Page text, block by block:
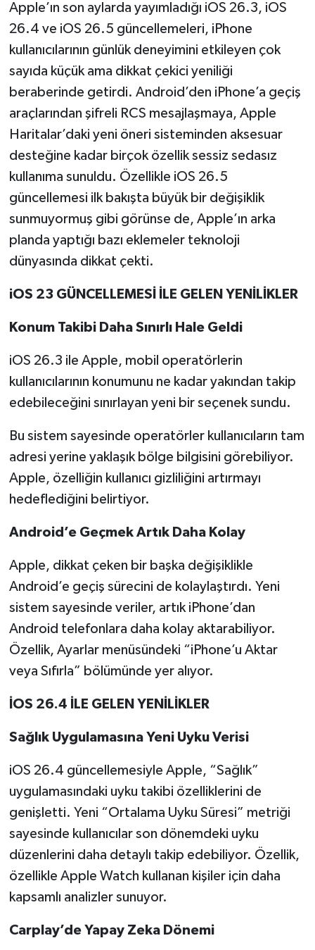
Apple’ın son aylarda yayımladığı iOS 26.3, iOS
26.4 ve iOS 26.5 güncellemeleri, iPhone
kullanıcılarının günlük deneyimini etkileyen çok
sayıda küçük ama dikkat çekici yeniliği
beraberinde getirdi. Android’den iPhone’a geçiş
araçlarından şifreli RCS mesajlaşmaya, Apple
Haritalar’daki yeni öneri sisteminden aksesuar
desteğine kadar birçok özellik sessiz sedasız
kullanıma sunuldu. Özellikle iOS 26.5
güncellemesi ilk bakışta büyük bir değişiklik
sunmuyormuş gibi görünse de, Apple’ın arka
planda yaptığı bazı eklemeler teknoloji
dünyasında dikkat çekti.
iOS 23 GÜNCELLEMESİ İLE GELEN YENİLİKLER
Konum Takibi Daha Sınırlı Hale Geldi
iOS 26.3 ile Apple, mobil operatörlerin
kullanıcılarının konumunu ne kadar yakından takip
edebileceğini sınırlayan yeni bir seçenek sundu.
Bu sistem sayesinde operatörler kullanıcıların tam
adresi yerine yaklaşık bölge bilgisini görebiliyor.
Apple, özelliğin kullanıcı gizliliğini artırmayı
hedeflediğini belirtiyor.
Android’e Geçmek Artık Daha Kolay
Apple, dikkat çeken bir başka değişiklikle
Android’e geçiş sürecini de kolaylaştırdı. Yeni
sistem sayesinde veriler, artık iPhone’dan
Android telefonlara daha kolay aktarabiliyor.
Özellik, Ayarlar menüsündeki “iPhone’u Aktar
veya Sıfırla” bölümünde yer alıyor.
İOS 26.4 İLE GELEN YENİLİKLER
Sağlık Uygulamasına Yeni Uyku Verisi
iOS 26.4 güncellemesiyle Apple, “Sağlık”
uygulamasındaki uyku takibi özelliklerini de
genişletti. Yeni “Ortalama Uyku Süresi” metriği
sayesinde kullanıcılar son dönemdeki uyku
düzenlerini daha detaylı takip edebiliyor. Özellik,
özellikle Apple Watch kullanan kişiler için daha
kapsamlı analizler sunuyor.
Carplay’de Yapay Zeka Dönemi